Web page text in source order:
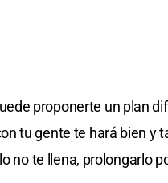
proponerte un plan
tu gente te hará bien y
no te llena, prolongarlo